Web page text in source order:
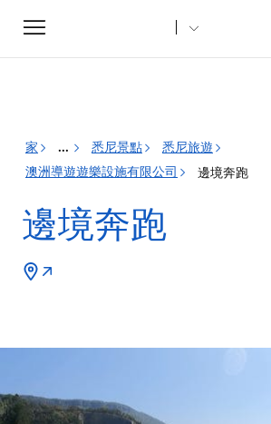
Toggle
navigation
家 ... 悉尼景點
悉尼旅遊
澳洲導遊遊樂設施有限公司
邊境奔跑
邊境奔跑